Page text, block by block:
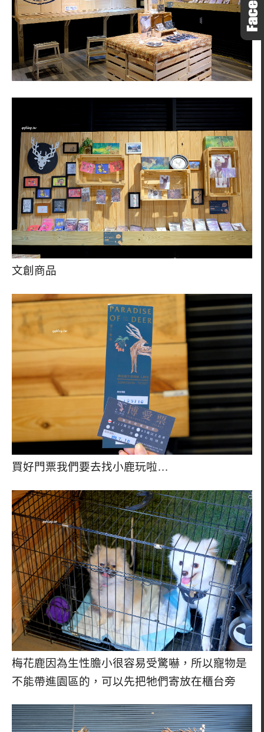
文創商品
買好門票我們要去找小鹿玩啦…
梅花鹿因為生性膽小很容易受驚嚇，所以寵物是
不能帶進園區的，可以先把牠們寄放在櫃台旁